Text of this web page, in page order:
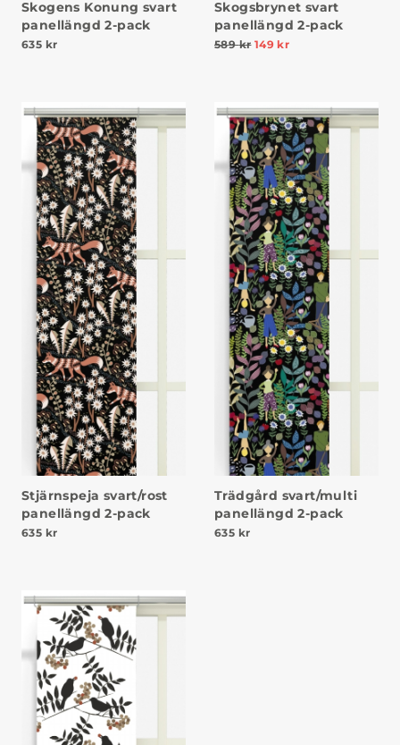
Skogens Konung svart
panellängd 2-pack
635 kr
Skogsbrynet svart
panellängd 2-pack
589kr 149kr
Stjärnspeja svart/rost
panellängd 2-pack
635 kr
Trädgård svart/multi
panellängd 2-pack
635 kr